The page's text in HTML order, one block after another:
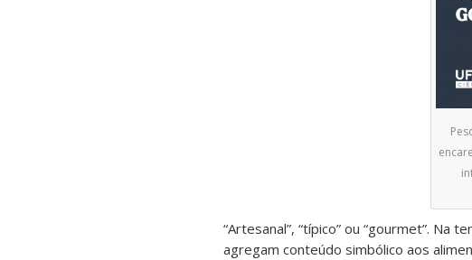
“Artesanal”, “típico” ou “gourmet”.
agregam conteúdo simbólico aos